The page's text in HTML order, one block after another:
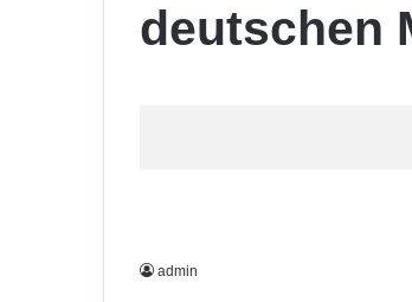
deutschen
admin